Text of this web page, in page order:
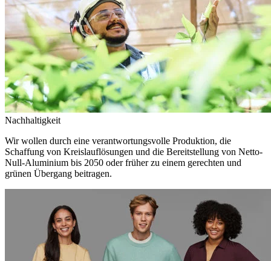
Nachhaltigkeit
Wir wollen durch eine verantwortungsvolle Produktion, die
Schaffung von Kreislauflösungen und die Bereitstellung von Netto-
Null-Aluminium bis 2050 oder früher zu einem gerechten und
grünen Übergang beitragen.